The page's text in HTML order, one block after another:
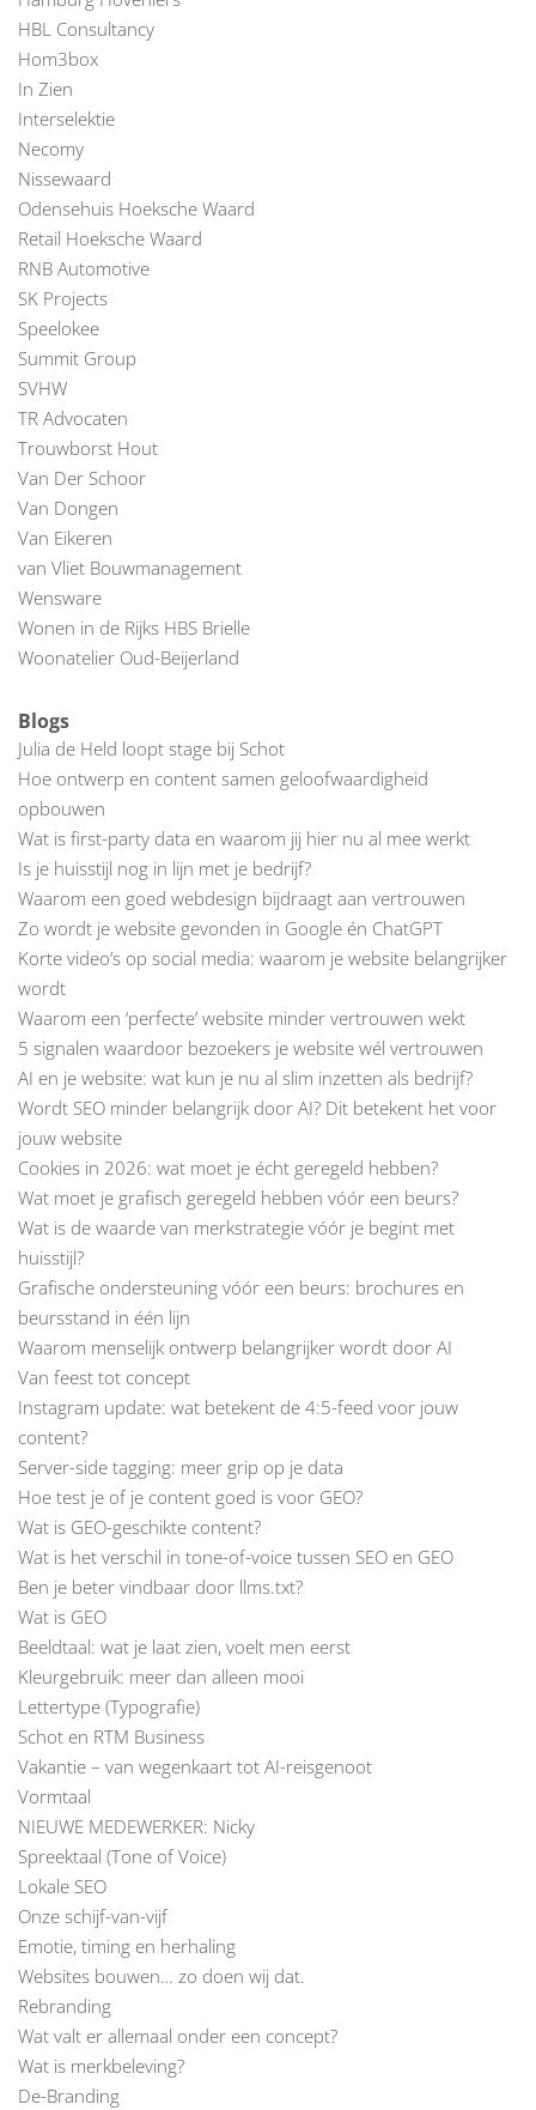
HBL Consultancy
Hom3box
In Zien
Interselektie
Necomy
Nissewaard
Odensehuis Hoeksche Waard
Retail Hoeksche Waard
RNB Automotive
SK Projects
Speelokee
Summit Group
SVHW
TR Advocaten
Trouwborst Hout
Van Der Schoor
Van Dongen
Van Eikeren
van Vliet Bouwmanagement
Wensware
Wonen in de Rijks HBS Brielle
Woonatelier Oud-Beijerland
Blogs
Julia de Held loopt stage bij Schot
Hoe ontwerp en content samen geloofwaardigheid
opbouwen
Wat is first-party data en waarom jij hier nu al mee werkt
Is je huisstijl nog in lijn met je bedrijf?
Waarom een goed webdesign bijdraagt aan vertrouwen
Zo wordt je website gevonden in Google én ChatGPT
Korte video’s op social media: waarom je website belangrijker
wordt
Waarom een ‘perfecte’ website minder vertrouwen wekt
5 signalen waardoor bezoekers je website wél vertrouwen
AI en je website: wat kun je nu al slim inzetten als bedrijf?
Wordt SEO minder belangrijk door AI? Dit betekent het voor
jouw website
Cookies in 2026: wat moet je écht geregeld hebben?
Wat moet je grafisch geregeld hebben vóór een beurs?
Wat is de waarde van merkstrategie vóór je begint met
huisstijl?
Grafische ondersteuning vóór een beurs: brochures en
beursstand in één lijn
Waarom menselijk ontwerp belangrijker wordt door AI
Van feest tot concept
Instagram update: wat betekent de 4:5-feed voor jouw
content?
Server-side tagging: meer grip op je data
Hoe test je of je content goed is voor GEO?
Wat is GEO-geschikte content?
Wat is het verschil in tone-of-voice tussen SEO en GEO
Ben je beter vindbaar door llms.txt?
Wat is GEO
Beeldtaal: wat je laat zien, voelt men eerst
Kleurgebruik: meer dan alleen mooi
Lettertype (Typografie)
Schot en RTM Business
Vakantie – van wegenkaart tot AI-reisgenoot
Vormtaal
NIEUWE MEDEWERKER: Nicky
Spreektaal (Tone of Voice)
Lokale SEO
Onze schijf-van-vijf
Emotie, timing en herhaling
Websites bouwen… zo doen wij dat.
Rebranding
Wat valt er allemaal onder een concept?
Wat is merkbeleving?
De-Branding